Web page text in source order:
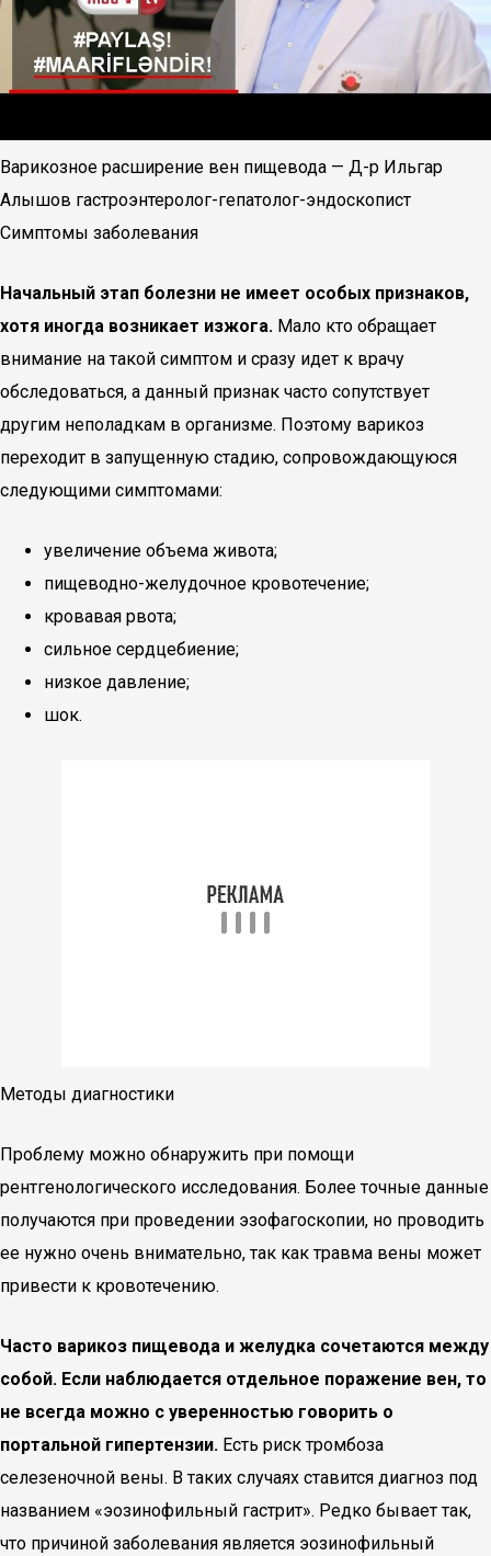
Варикозное расширение вен пищевода — Д-р Ильгар
Алышов гастроэнтеролог-гепатолог-эндоскопист
Симптомы заболевания
Начальный этап болезни не имеет особых признаков,
хотя иногда возникает изжога. Мало кто обращает
внимание на такой симптом и сразу идет к врачу
обследоваться, а данный признак часто сопутствует
другим неполадкам в организме. Поэтому варикоз
переходит в запущенную стадию, сопровождающуюся
следующими симптомами:
увеличение объема живота;
пищеводно-желудочное кровотечение;
кровавая рвота;
сильное сердцебиение;
низкое давление;
шок.
Методы диагностики
Проблему можно обнаружить при помощи
рентгенологического исследования. Более точные данные
получаются при проведении эзофагоскопии, но проводить
ее нужно очень внимательно, так как травма вены может
привести к кровотечению.
Часто варикоз пищевода и желудка сочетаются между
собой. Если наблюдается отдельное поражение вен, то
не всегда можно с уверенностью говорить о
портальной гипертензии. Есть риск тромбоза
селезеночной вены. В таких случаях ставится диагноз под
названием «эозинофильный гастрит». Редко бывает так,
что причиной заболевания является эозинофильный